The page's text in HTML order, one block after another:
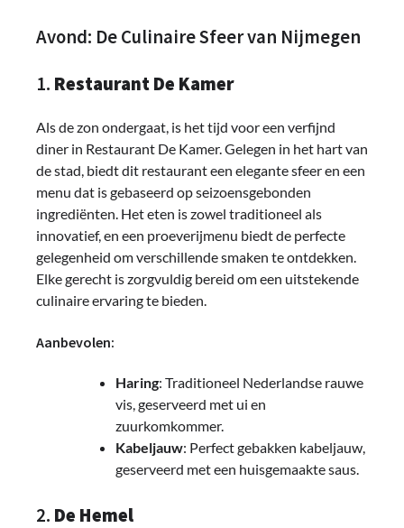
Avond: De Culinaire Sfeer van Nijmegen
1. Restaurant De Kamer
Als de zon ondergaat, is het tijd voor een verfijnd
diner in Restaurant De Kamer. Gelegen in het hart van
de stad, biedt dit restaurant een elegante sfeer en een
menu dat is gebaseerd op seizoensgebonden
ingrediënten. Het eten is zowel traditioneel als
innovatief, en een proeverijmenu biedt de perfecte
gelegenheid om verschillende smaken te ontdekken.
Elke gerecht is zorgvuldig bereid om een uitstekende
culinaire ervaring te bieden.
Aanbevolen:
Haring: Traditioneel Nederlandse rauwe
vis, geserveerd met ui en
zuurkomkommer.
Kabeljauw: Perfect gebakken kabeljauw,
geserveerd met een huisgemaakte saus.
2. De Hemel